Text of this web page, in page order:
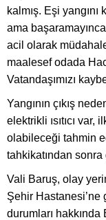
kalmış. Eşi
ama
acil olarak
maalesef odada
Vatandaşımızı
Yangının çıkış
elektrikli ısıtıcı var,
olabileceği tahmin
tahkikatından sonra
Vali Baruş, olay
Şehir Hastanesi’ne
durumları